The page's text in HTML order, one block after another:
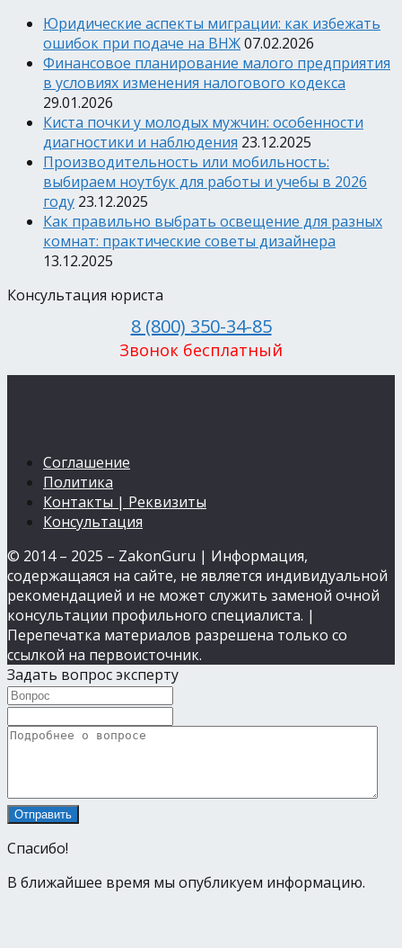
Юридические аспекты миграции: как избежать
ошибок при подаче на ВНЖ07.02.2026
Финансовое планирование малого предприятия
в условиях изменения налогового кодекса
29.01.2026
Киста почки у молодых мужчин: особенности
диагностики и наблюдения 23.12.2025
Производительность или мобильность:
выбираем ноутбук для работы и учебы в 2026
году 23.12.2025
Как правильно выбрать освещение для разных
комнат: практические советы дизайнера
13.12.2025
Консультация юриста
8 (800) 350-34-85
Звонок бесплатный
Соглашение
Политика
Контакты | Реквизиты
Консультация
© 2014 – 2025 – ZakonGuru | Информация,
содержащаяся на сайте, не является индивидуальной
рекомендацией и не может служить заменой очной
консультации профильного специалиста. |
Перепечатка материалов разрешена только со
ссылкой на первоисточник.
Задать вопрос эксперту
Спасибо!
В ближайшее время мы опубликуем информацию.